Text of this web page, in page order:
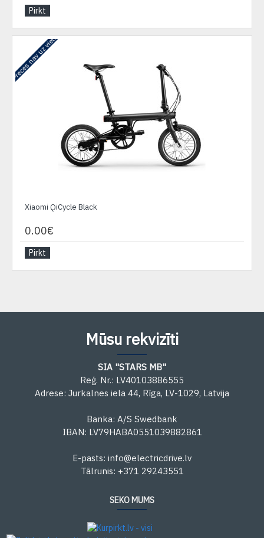
Pirkt
Preces nav uz vietas
Xiaomi QiCycle Black
0.00€
Pirkt
Mūsu rekvizīti
SIA "STARS MB"
Reģ. Nr.: LV40103886555
Adrese: Jurkalnes iela 44, Rīga, LV-1029, Latvija
Banka: A/S Swedbank
IBAN: LV79HABA0551039882861
E-pasts: info@electricdrive.lv
Tālrunis: +371 29243551
SEKO MUMS